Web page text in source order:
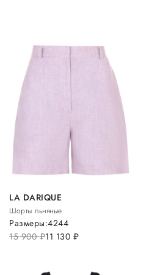
LA DARIQUE
Шорты льняные
15 900руб.11 130 руб.
Размеры:4244